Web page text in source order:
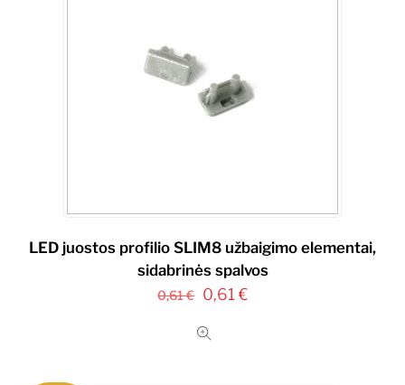
LED juostos profilio SLIM8 užbaigimo elementai,
sidabrinės spalvos
0,61€ Original
was:
0,61€Current